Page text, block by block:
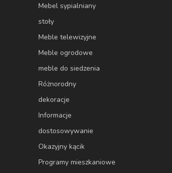
Mebel sypialniany
stoły
Meble telewizyjne
Meble ogrodowe
meble do siedzenia
Różnorodny
dekoracje
Informacje
dostosowywanie
Okazyjny kącik
Programy mieszkaniowe